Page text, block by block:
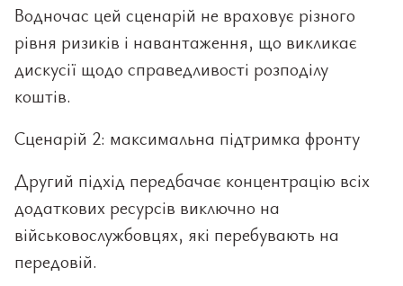
Водночас цей сценарій не враховує різного
рівня ризиків і навантаження, що викликає
дискусії щодо справедливості розподілу
коштів.
Сценарій 2: максимальна підтримка фронту
Другий підхід передбачає концентрацію всіх
додаткових ресурсів виключно на
військовослужбовцях, які перебувають на
передовій.